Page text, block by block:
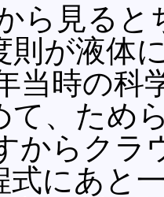
ら見ると
則が液体
当時の
て、ため
からクラ
式にあと